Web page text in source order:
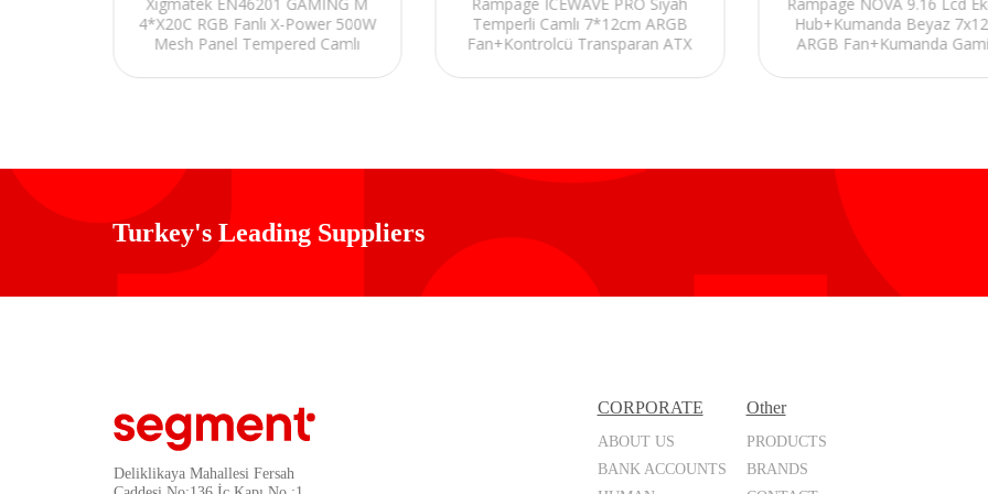
Xigmatek EN46201 GAMING M
4*X20C RGB Fanlı X-Power 500W
Mesh Panel Tempered Camlı
Rampage ICEWAVE PRO Siyah
Temperli Camlı 7*12cm ARGB
Fan+Kontrolcü Transparan ATX
Rampage NOVA 9.16 Lcd
Hub+Kumanda Beyaz
ARGB Fan+Kumanda
Turkey's Leading Suppliers
Deliklikaya Mahallesi Fersah
CORPORATE
ABOUT US
BANK ACCOUNTS
Other
PRODUCTS
BRANDS